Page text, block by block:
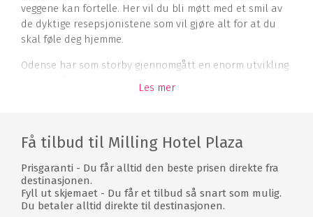
veggene kan fortelle. Her vil du bli møtt med et smil av
de dyktige resepsjonistene som vil gjøre alt for at du
skal føle deg hjemme.
Odense har som storby gjennomgått en enorm utvikling
du har rikelig mulighet til å få en variert golfopplevelse
Rom
Rommene på Milling Hotel Plaza er komfortabelt
Les mer
Få tilbud til Milling Hotel Plaza
Prisgaranti - Du får alltid den beste prisen direkte fra
destinasjonen.
Fyll ut skjemaet - Du får et tilbud så snart som mulig.
Du betaler alltid direkte til destinasjonen.